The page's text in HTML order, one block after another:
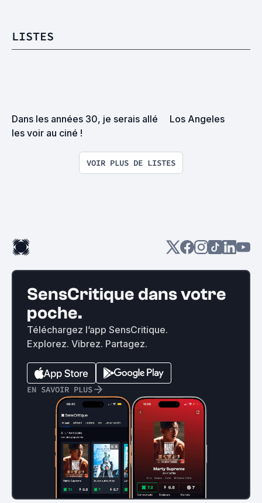
LISTES
Dans les années 30, je serais allé
les voir au ciné !
Los Angeles
VOIR PLUS DE LISTES
SensCritique dans votre
poche.
Téléchargez l’app SensCritique.
Explorez. Vibrez. Partagez.
EN SAVOIR PLUS